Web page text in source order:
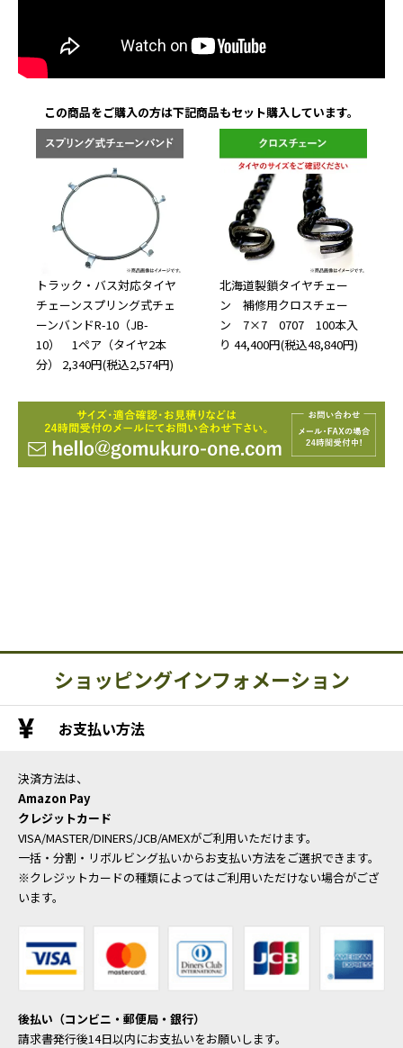
この商品をご購入の方は下記商品もセット購入しています。
トラック・バス対応タイヤ
チェーンスプリング式チェ
ーンバンドR-10（JB-
10） 1ペア（タイヤ2本
分）
2,340円(税込2,574円)
北海道製鎖タイヤチェー
ン 補修用クロスチェー
ン 7×7 0707 100本入
り 44,400円(税込48,840円)
ショッピングインフォメーション
お支払い方法
決済方法は、
Amazon Pay
クレジットカード
VISA/MASTER/DINERS/JCB/AMEXがご利用いただけます。
一括・分割・リボルビング払いからお支払い方法をご選択できます。
※クレジットカードの種類によってはご利用いただけない場合がござ
います。
後払い（コンビニ・郵便局・銀行）
請求書発行後14日以内にお支払いをお願いします。